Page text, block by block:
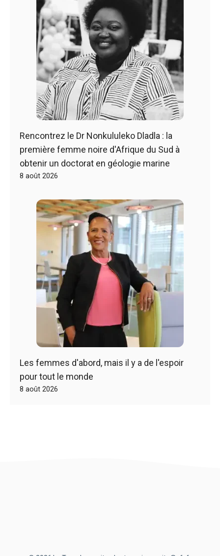
Rencontrez le Dr Nonkululeko Dladla : la
première femme noire d'Afrique du Sud à
obtenir un doctorat en géologie marine
8 août 2026
Les femmes d'abord, mais il y a de l'espoir
pour tout le monde
8 août 2026